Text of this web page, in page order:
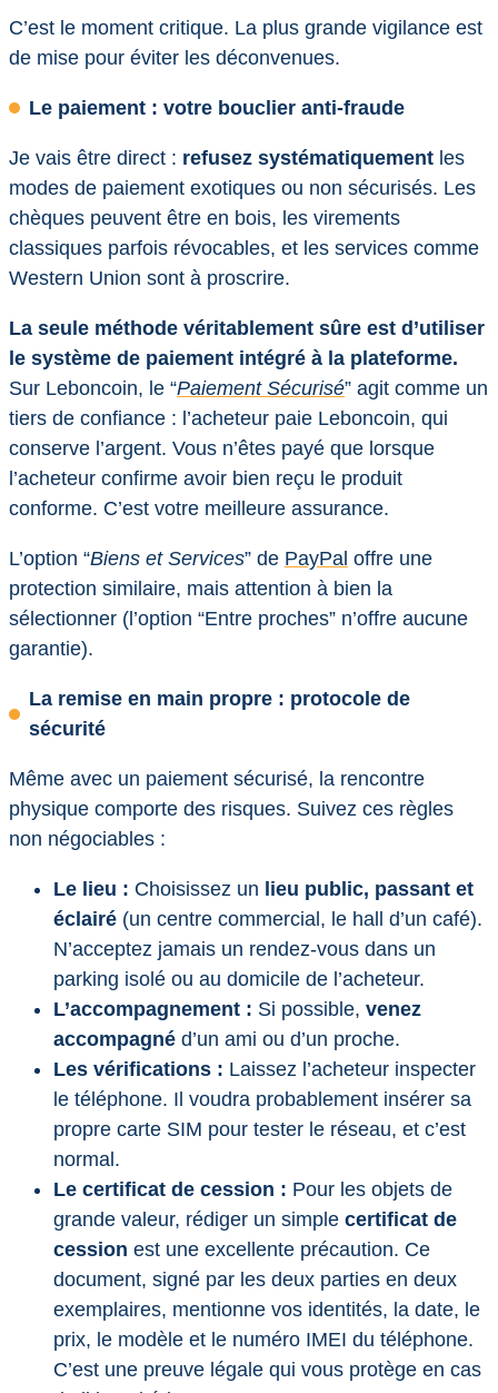
C’est le moment critique. La plus grande vigilance est
de mise pour éviter les déconvenues.
Le paiement : votre bouclier anti-fraude
Je vais être direct : refusez systématiquement les
modes de paiement exotiques ou non sécurisés. Les
chèques peuvent être en bois, les virements
classiques parfois révocables, et les services comme
Western Union sont à proscrire.
La seule méthode véritablement sûre est d’utiliser
le système de paiement intégré à la plateforme.
Sur Leboncoin, le “Paiement Sécurisé” agit comme un
tiers de confiance : l’acheteur paie Leboncoin, qui
conserve l’argent. Vous n’êtes payé que lorsque
l’acheteur confirme avoir bien reçu le produit
conforme. C’est votre meilleure assurance.
L’option “Biens et Services” de PayPal offre une
protection similaire, mais attention à bien la
sélectionner (l’option “Entre proches” n’offre aucune
garantie).
La remise en main propre : protocole de
sécurité
Même avec un paiement sécurisé, la rencontre
physique comporte des risques. Suivez ces règles
non négociables :
Le lieu : Choisissez un lieu public, passant et
éclairé (un centre commercial, le hall d’un café).
N’acceptez jamais un rendez-vous dans un
parking isolé ou au domicile de l’acheteur.
L’accompagnement : Si possible, venez
accompagné d’un ami ou d’un proche.
Les vérifications : Laissez l’acheteur inspecter
le téléphone. Il voudra probablement insérer sa
propre carte SIM pour tester le réseau, et c’est
normal.
Le certificat de cession : Pour les objets de
grande valeur, rédiger un simple certificat de
cession est une excellente précaution. Ce
document, signé par les deux parties en deux
exemplaires, mentionne vos identités, la date, le
prix, le modèle et le numéro IMEI du téléphone.
C’est une preuve légale qui vous protège en cas